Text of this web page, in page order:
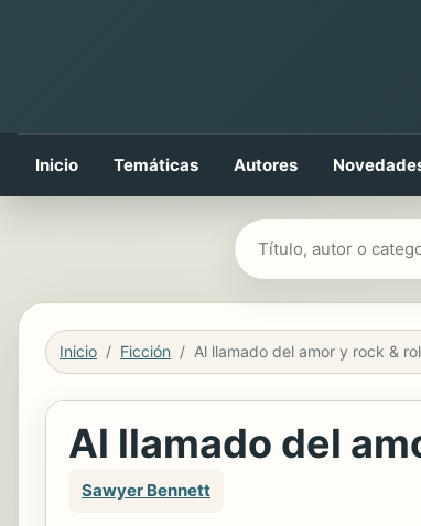
Inicio Temáticas Autores
Buscar libros
Inicio Ficción Al llamado del amor y rock &
Al llamado del
Sawyer Bennett